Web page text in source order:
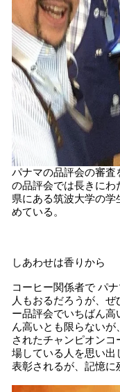
パナマの品評会の審査
の品評会では長きにわ
県にある筑波大学の
めている。
しあわせは香りから
コーヒー関係者で パ
人もおるだろうが、
ー品評会でいちばん
ん高いとも限らない
されたチャンピオン
場している人を思い出
表彰されるが、記憶に